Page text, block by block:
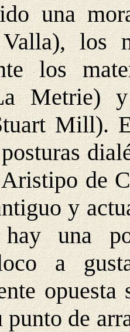
una
Valla), los
los
Metrie)
Mill).
de
y
hay una
a
punto de